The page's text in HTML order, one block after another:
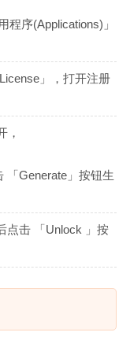
程序(Applications)」
」，打开注册
，
「Generate」按钮生
点击 「Unlock 」按